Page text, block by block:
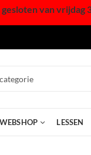
van vrijdag
WEBSHOP LESSEN